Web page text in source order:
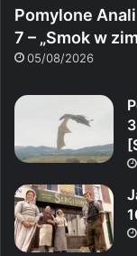
Pomylone
7 – „Smok w
05/08/2026